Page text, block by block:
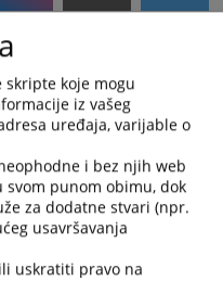
koje mogu
iz vašeg
uređaja, varijable o
i bez njih web
punom obimu, dok
za dodatne stvari (npr.
usavršavanja
uskratiti pravo na